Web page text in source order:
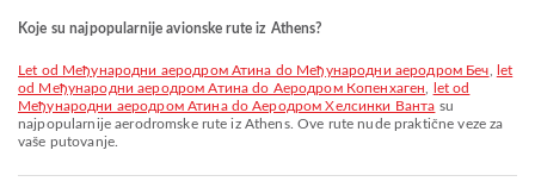
Koje su najpopularnije avionske rute iz Athens?
let od Међународни аеродром Атина do Међународни аеродром Беч
let
od Међународни аеродром Атина do Аеродром Копенхаген
let od
Међународни аеродром Атина do Аеродром Хелсинки Ванта su
najpopularnije aerodromske rute iz Athens. Ove rute nude praktične veze za
vaše putovanje.